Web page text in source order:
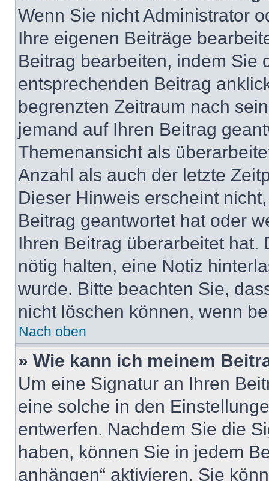
Wenn Sie nicht Administrator
Ihre eigenen Beiträge
Beitrag bearbeiten, indem Sie
entsprechenden Beitrag
begrenzten Zeitraum nach
jemand auf Ihren Beitrag
Themenansicht als
Anzahl als auch der letzte
Dieser Hinweis erscheint
Beitrag geantwortet hat oder
Ihren Beitrag überarbeitet hat.
nötig halten, eine Notiz
wurde. Bitte beachten Sie,
nicht löschen können, wenn
Nach oben
» Wie kann ich meinem
Um eine Signatur an Ihren
eine solche in den
entwerfen. Nachdem Sie die
haben, können Sie in jedem
anhängen“ aktivieren. Sie